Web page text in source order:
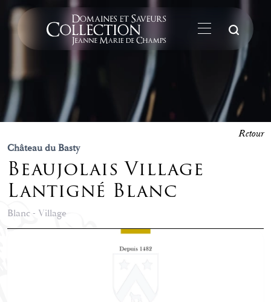
Château du Basty
Beaujolais Village
Lantigné Blanc
Blanc - Village
Retour